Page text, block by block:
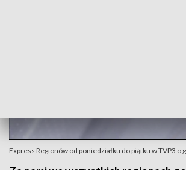
Express Regionów od poniedziałku do piątku w TVP3 o